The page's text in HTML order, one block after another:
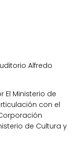
Alfredo
Ministerio de
con el
de Cultura y